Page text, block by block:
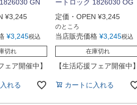
GN
¥3,245
¥3,245税込
切れ
ェア開催中】
れる
ートロック 1826030 OG
定価・OPEN ¥3,245
のところ
当店販売価格 ¥3,245税込
在庫切れ
【生活応援フェア開催中】
カートに入れる